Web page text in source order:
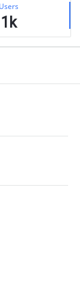
Users
1k